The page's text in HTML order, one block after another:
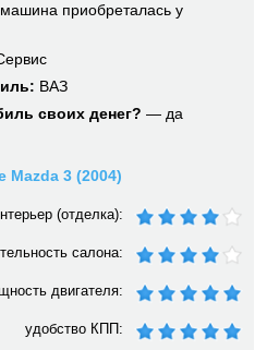
приобреталась у
ВАЗ
своих денег? — да
Mazda 3 (2004)
(отделка):
салона:
двигателя:
удобство КПП: